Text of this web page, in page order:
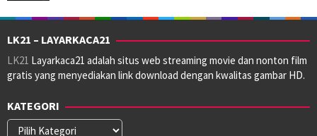
LK21 – LAYARKACA21
LK21 Layarkaca21 adalah situs web streaming movie dan nonton film
gratis yang menyediakan link download dengan kwalitas gambar HD.
KATEGORI
Kategori